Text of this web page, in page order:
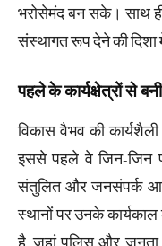
भरोसेमंद बन सके। साथ
संस्थागत रूप देने की दिशा
पहले के कार्यक्षेत्रों से
विकास वैभव की
इससे पहले वे जिन-जिन
संतुलित और जनसंपर्क
स्थानों पर उनके